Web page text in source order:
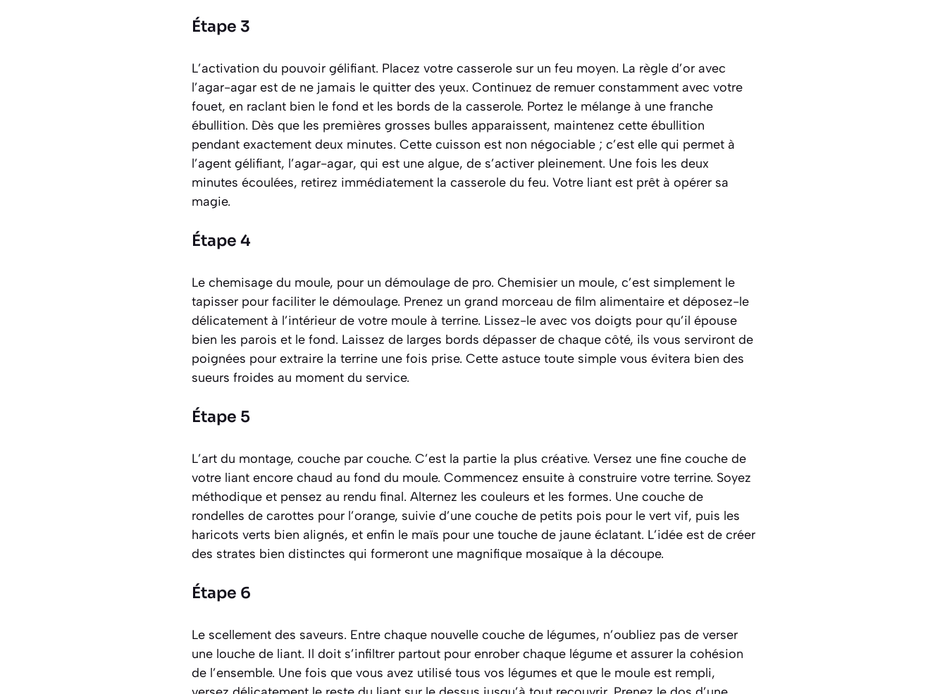
Étape 3
L’activation du pouvoir gélifiant. Placez votre casserole sur un feu moyen. La règle d’or avec
l’agar-agar est de ne jamais le quitter des yeux. Continuez de remuer constamment avec votre
fouet, en raclant bien le fond et les bords de la casserole. Portez le mélange à une franche
ébullition. Dès que les premières grosses bulles apparaissent, maintenez cette ébullition
pendant exactement deux minutes. Cette cuisson est non négociable ; c’est elle qui permet à
l’agent gélifiant, l’agar-agar, qui est une algue, de s’activer pleinement. Une fois les deux
minutes écoulées, retirez immédiatement la casserole du feu. Votre liant est prêt à opérer sa
magie.
Étape 4
Le chemisage du moule, pour un démoulage de pro. Chemisier un moule, c’est simplement le
tapisser pour faciliter le démoulage. Prenez un grand morceau de film alimentaire et déposez-le
délicatement à l’intérieur de votre moule à terrine. Lissez-le avec vos doigts pour qu’il épouse
bien les parois et le fond. Laissez de larges bords dépasser de chaque côté, ils vous serviront de
poignées pour extraire la terrine une fois prise. Cette astuce toute simple vous évitera bien des
sueurs froides au moment du service.
Étape 5
L’art du montage, couche par couche. C’est la partie la plus créative. Versez une fine couche de
votre liant encore chaud au fond du moule. Commencez ensuite à construire votre terrine. Soyez
méthodique et pensez au rendu final. Alternez les couleurs et les formes. Une couche de
rondelles de carottes pour l’orange, suivie d’une couche de petits pois pour le vert vif, puis les
haricots verts bien alignés, et enfin le maïs pour une touche de jaune éclatant. L’idée est de créer
des strates bien distinctes qui formeront une magnifique mosaïque à la découpe.
Étape 6
Le scellement des saveurs. Entre chaque nouvelle couche de légumes, n’oubliez pas de verser
une louche de liant. Il doit s’infiltrer partout pour enrober chaque légume et assurer la cohésion
de l’ensemble. Une fois que vous avez utilisé tous vos légumes et que le moule est rempli,